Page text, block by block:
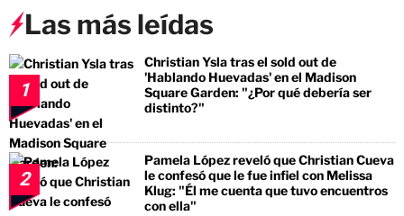
Las más leídas
1
Christian Ysla tras el sold out de
'Hablando Huevadas' en el Madison
Square Garden: "¿Por qué debería ser
distinto?"
2
Pamela López reveló que Christian Cueva
le confesó que le fue infiel con Melissa
Klug: "Él me cuenta que tuvo encuentros
con ella"